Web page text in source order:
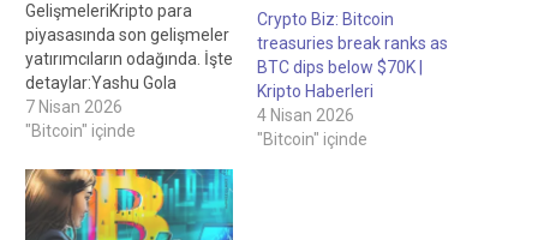
GelişmeleriKripto para
piyasasında son gelişmeler
yatırımcıların odağında. İşte
detaylar:Yashu Gola
tarafından yazıldı, Personel
Yazarı Allen Scott
Personel Editörü Strateji
yaklaşık 3 kat yeni BTC
arzını emdiği için Bitcoin
7 Nisan 2026
"Bitcoin" içinde
Crypto Biz: Bitcoin
treasuries break ranks as
BTC dips below $70K |
Kripto Haberleri
4 Nisan 2026
"Bitcoin" içinde